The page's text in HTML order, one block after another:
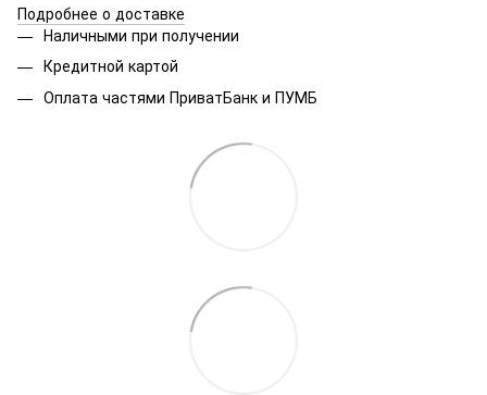
Подробнее о доставке
Наличными при получении
Кредитной картой
Оплата частями ПриватБанк и ПУМБ